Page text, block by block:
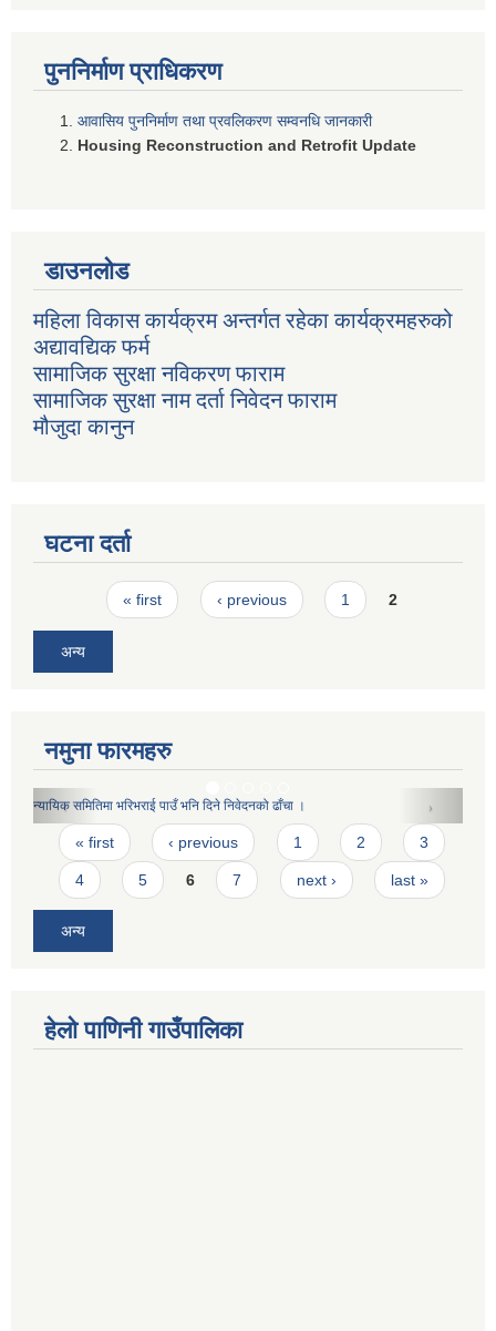
पुननिर्माण प्राधिकरण
आवासिय पुननिर्माण तथा प्रवलिकरण सम्वनधि जानकारी
Housing Reconstruction and Retrofit Update
डाउनलोड
महिला विकास कार्यक्रम अन्तर्गत रहेका कार्यक्रमहरुको
अद्यावद्यिक फर्म
सामाजिक सुरक्षा नविकरण फाराम
सामाजिक सुरक्षा नाम दर्ता निवेदन फाराम
मौजुदा कानुन
घटना दर्ता
Pages« first ‹ previous 1 2
अन्य
नमुना फारमहरु
बेरोजगार दर्ताका लागि दिने निवेदनको ढाँचा(प्रशोधित)
Pages
« first ‹ previous 1 2 3
4 5 6 7 next › last »
अन्य
हेलो पाणिनी गाउँपालिका